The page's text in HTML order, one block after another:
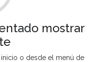
mostrar
o desde el menú de